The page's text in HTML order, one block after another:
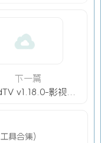
下一篇
具合集)